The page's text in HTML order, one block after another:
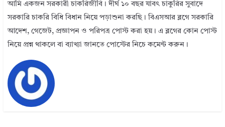
আমি একজন সরকারী চাকরিজীবি। দীর্ঘ ১০ বছর যাবৎ চাকুরির সুবাদে
সরকারি চাকরি বিধি বিধান নিয়ে পড়াশুনা করছি। বিএসআর ব্লগে সরকারি
আদেশ, গেজেট, প্রজ্ঞাপন ও পরিপত্র পোস্ট করা হয়। এ ব্লগের কোন পোস্ট
নিয়ে প্রশ্ন থাকলে বা ব্যাখ্যা জানতে পোস্টের নিচে কমেন্ট করুন।